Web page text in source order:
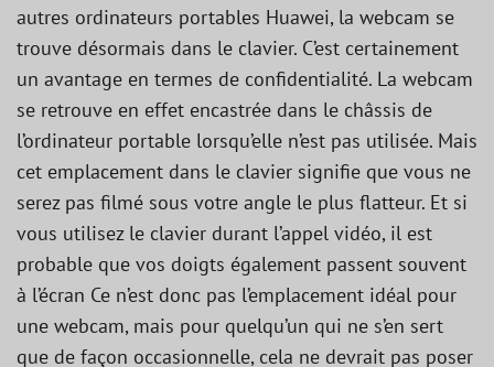
autres ordinateurs portables Huawei, la webcam se
trouve désormais dans le clavier. C’est certainement
un avantage en termes de confidentialité. La webcam
se retrouve en effet encastrée dans le châssis de
l’ordinateur portable lorsqu’elle n’est pas utilisée. Mais
cet emplacement dans le clavier signifie que vous ne
serez pas filmé sous votre angle le plus flatteur. Et si
vous utilisez le clavier durant l’appel vidéo, il est
probable que vos doigts également passent souvent
à l’écran Ce n’est donc pas l’emplacement idéal pour
une webcam, mais pour quelqu’un qui ne s’en sert
que de façon occasionnelle, cela ne devrait pas poser